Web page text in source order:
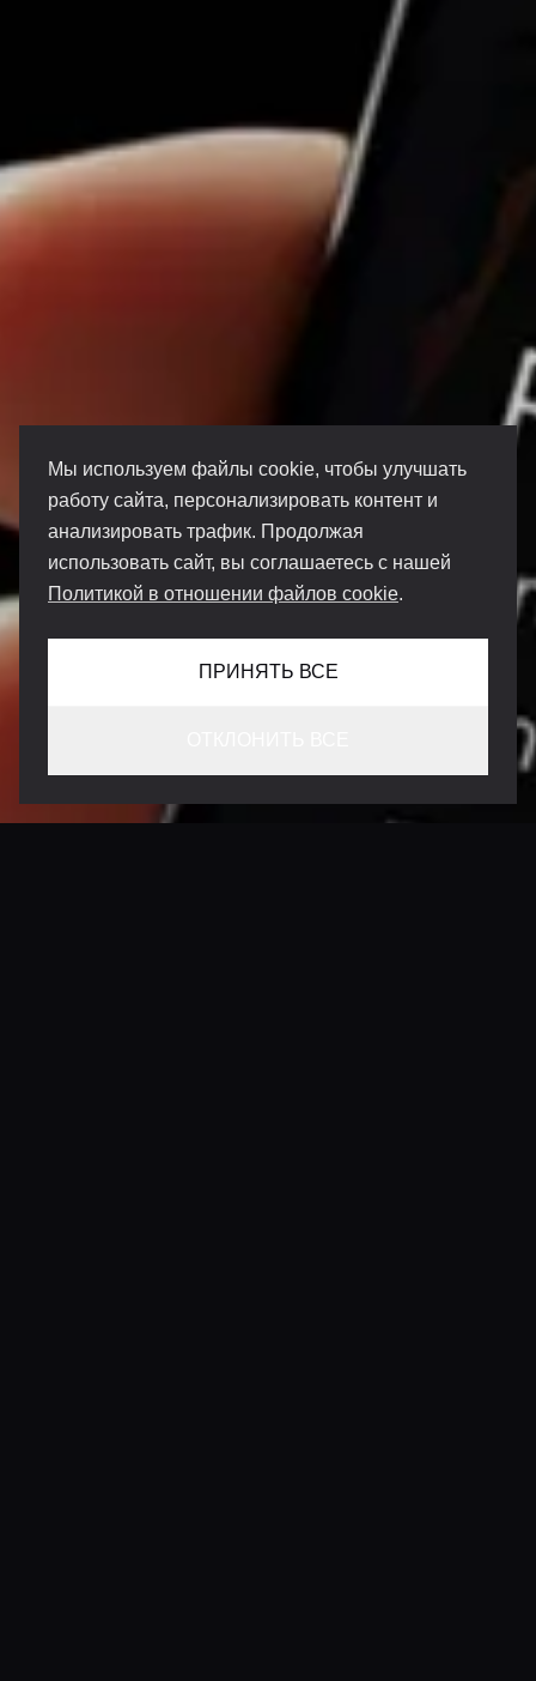
Мы используем файлы cookie, чтобы улучшать
работу сайта, персонализировать контент и
анализировать трафик. Продолжая
использовать сайт, вы соглашаетесь с нашей
Политикой в отношении файлов cookie.
ПРИНЯТЬ ВСЕ